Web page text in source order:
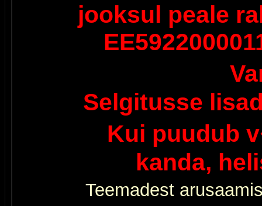
jooksul peale
Selgitusse
Kui puudub
kanda,
Teemadest